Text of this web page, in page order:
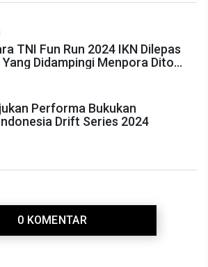
TNI Fun Run 2024 IKN Dilepas
Didampingi Menpora Dito
Performa Bukukan
Drift Series 2024
0 KOMENTAR